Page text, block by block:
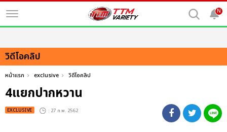
N
วิดีโอคลิป
หน้าแรก exclusive วิดีโอคลิป
4แยกปากหวาน
EXCLUSIVE : 27 ก.พ. 2562